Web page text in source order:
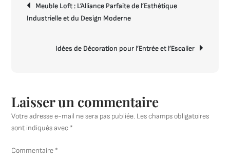
de
l’article
Meuble Loft : L’Alliance Parfaite de l’Esthétique
Industrielle et du Design Moderne
Idées de Décoration pour l’Entrée et l’Escalier
Laisser un commentaire
Votre adresse e-mail ne sera pas publiée. Les champs obligatoires
sont indiqués avec *
Commentaire *